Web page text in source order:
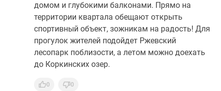
домом и глубокими балконами. Прямо на
территории квартала обещают открыть
спортивный объект, зожникам на радость! Для
прогулок жителей подойдет Ржевский
лесопарк поблизости, а летом можно доехать
до Коркинских озер.
0 0